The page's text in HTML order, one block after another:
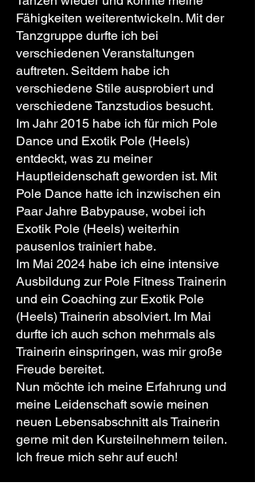
Fähigkeiten weiterentwickeln. Mit der
Tanzgruppe durfte ich bei
verschiedenen Veranstaltungen
auftreten. Seitdem habe ich
verschiedene Stile ausprobiert und
verschiedene Tanzstudios besucht.
Im Jahr 2015 habe ich für mich Pole
Dance und Exotik Pole (Heels)
entdeckt, was zu meiner
Hauptleidenschaft geworden ist. Mit
Pole Dance hatte ich inzwischen ein
Paar Jahre Babypause, wobei ich
Exotik Pole (Heels) weiterhin
pausenlos trainiert habe.
Im Mai 2024 habe ich eine intensive
Ausbildung zur Pole Fitness Trainerin
und ein Coaching zur Exotik Pole
(Heels) Trainerin absolviert. Im Mai
durfte ich auch schon mehrmals als
Trainerin einspringen, was mir große
Freude bereitet.
Nun möchte ich meine Erfahrung und
meine Leidenschaft sowie meinen
neuen Lebensabschnitt als Trainerin
gerne mit den Kursteilnehmern teilen.
Ich freue mich sehr auf euch!